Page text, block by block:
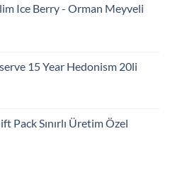
Ice Berry - Orman Meyveli
15 Year Hedonism 20li
Pack Sınırlı Üretim Özel